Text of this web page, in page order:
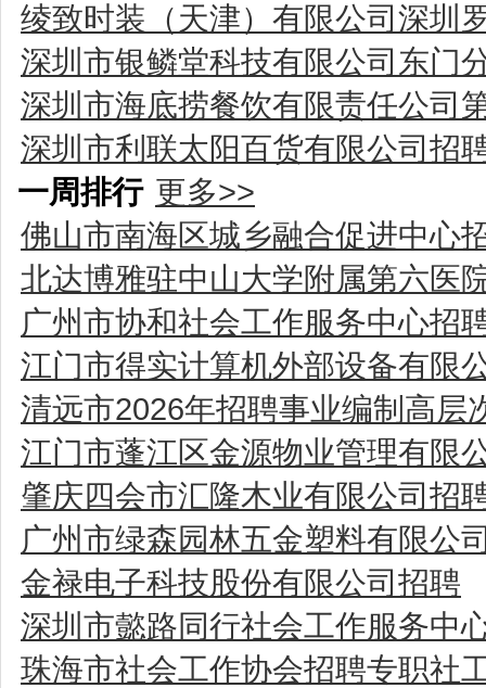
绫致时装（天津）有限公司深圳
深圳市银鳞堂科技有限公司东门
深圳市海底捞餐饮有限责任公司
深圳市利联太阳百货有限公司招
一周排行 更多>>
佛山市南海区城乡融合促进中心
北达博雅驻中山大学附属第六医
广州市协和社会工作服务中心招
江门市得实计算机外部设备有限
清远市2026年招聘事业编制高层
江门市蓬江区金源物业管理有限
肇庆四会市汇隆木业有限公司招
广州市绿森园林五金塑料有限公
金禄电子科技股份有限公司招聘
深圳市懿路同行社会工作服务中
珠海市社会工作协会招聘专职社